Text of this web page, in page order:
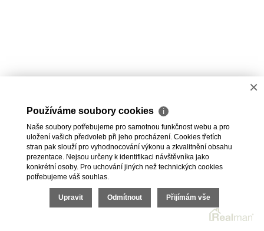
×
Používáme soubory cookies ℹ
Naše soubory potřebujeme pro samotnou funkčnost webu a pro
uložení vašich předvoleb při jeho procházení. Cookies třetích
stran pak slouží pro vyhodnocování výkonu a zkvalitnění obsahu
prezentace. Nejsou určeny k identifikaci návštěvníka jako
konkrétní osoby. Pro uchování jiných než technických cookies
potřebujeme váš souhlas.
Upravit Odmítnout Přijímám vše